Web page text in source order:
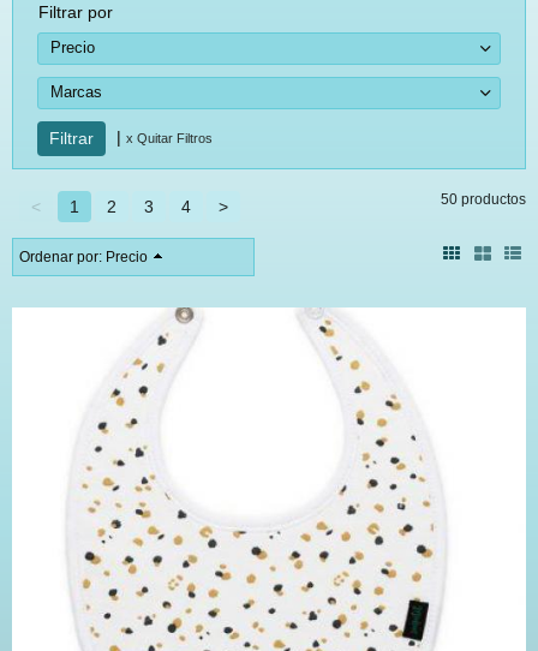
Filtrar por
Precio
Marcas
| x Quitar Filtros
< 1 2 3 4 > 50 productos
Ordenar por: Precio